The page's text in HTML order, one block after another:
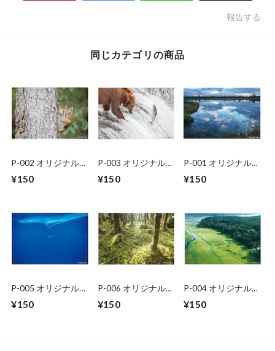
報告する
同じカテゴリの商品
P-002 オリジナルポ
¥150
P-003 オリジナルポ
¥150
P-001 オリジナルポ
¥150
P-005 オリジナルポ
¥150
P-006 オリジナルポ
¥150
P-004 オリジナルポ
¥150